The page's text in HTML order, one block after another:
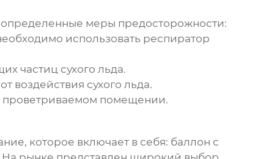
меры предосторожности:
использовать респиратор
частиц сухого льда.
воздействия сухого льда.
проветриваемом помещении.
которое включает в себя: баллон с